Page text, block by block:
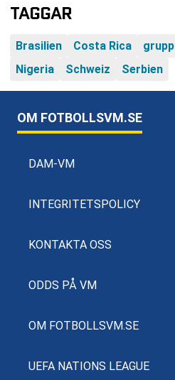
TAGGAR
Brasilien Costa Rica
Nigeria
Schweiz Serbien
OM FOTBOLLSVM.SE
DAM-VM
INTEGRITETSPOLICY
KONTAKTA OSS
ODDS PÅ VM
OM FOTBOLLSVM.SE
UEFA NATIONS LEAGUE